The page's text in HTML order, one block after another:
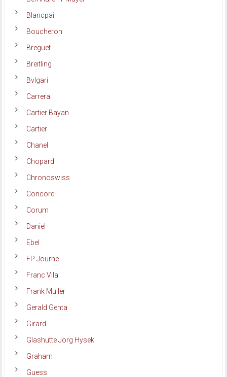
Blancpai
Boucheron
Breguet
Breitling
Bvlgari
Carrera
Cartier Bayan
Cartier
Chanel
Chopard
Chronoswiss
Concord
Corum
Daniel
Ebel
FP Journe
Franc Vila
Frank Muller
Gerald Genta
Girard
Glashutte Jorg Hysek
Graham
Guess